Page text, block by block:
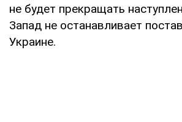
не будет прекращать
Запад не останавливает
Украине.